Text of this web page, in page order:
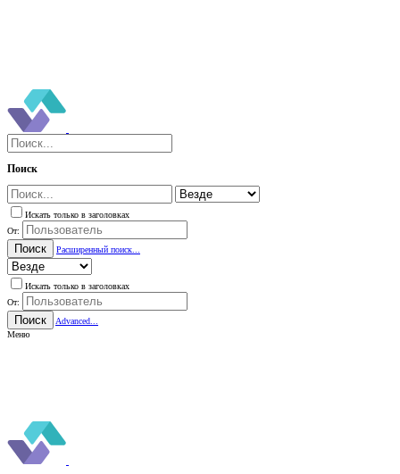
Поиск
Искать только в заголовках
От:
Поиск Расширенный поиск...
Искать только в заголовках
От:
Поиск
Advanced...
Меню